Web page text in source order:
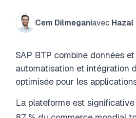
Cem Dilmeganiavec Hazal
SAP BTP combine données
automatisation et intégration
optimisée pour les
La plateforme est